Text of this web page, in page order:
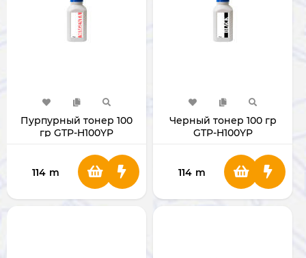
Пурпурный тонер 100
гр GTP-H100YP
114 m
Черный тонер 100 гр
GTP-H100YP
114 m